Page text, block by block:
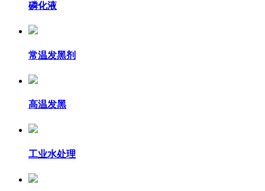
磷化液
常温发黑剂
高温发黑
工业水处理